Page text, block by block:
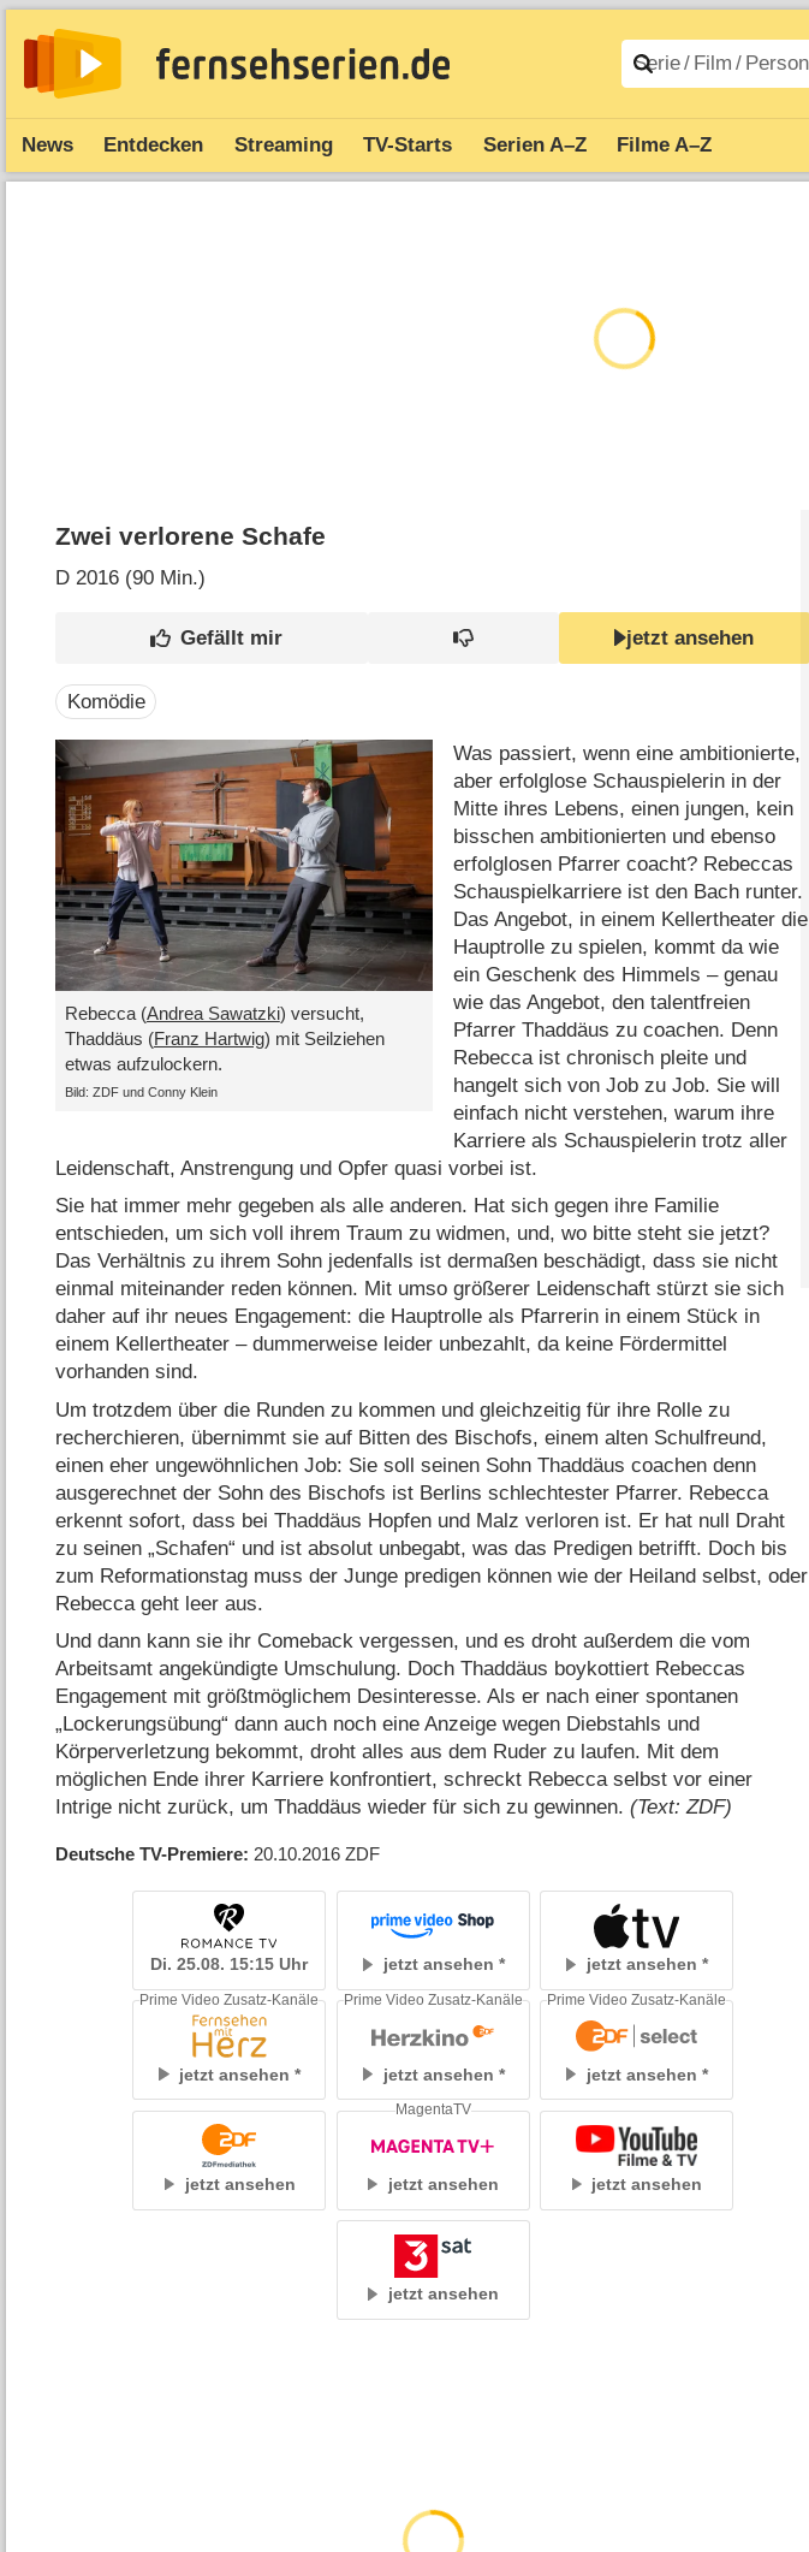
News Entdecken Streaming TV-Starts Serien A–Z Filme A–Z
Zwei verlorene Schafe
D 2016 (90 Min.)
jetzt ansehen
Komödie
Rebecca (Andrea Sawatzki) versucht,
Thaddäus (Franz Hartwig) mit Seilziehen
etwas aufzulockern.
Bild: ZDF und Conny Klein
Was passiert, wenn eine ambitionierte,
aber erfolglose Schauspielerin in der
Mitte ihres Lebens, einen jungen, kein
bisschen ambitionierten und ebenso
erfolglosen Pfarrer coacht? Rebeccas
Schauspielkarriere ist den Bach runter.
Das Angebot, in einem Kellertheater die
Hauptrolle zu spielen, kommt da wie
ein Geschenk des Himmels – genau
wie das Angebot, den talentfreien
Pfarrer Thaddäus zu coachen. Denn
Rebecca ist chronisch pleite und
hangelt sich von Job zu Job. Sie will
einfach nicht verstehen, warum ihre
Karriere als Schauspielerin trotz aller
Leidenschaft, Anstrengung und Opfer quasi vorbei ist.
Sie hat immer mehr gegeben als alle anderen. Hat sich gegen ihre Familie
entschieden, um sich voll ihrem Traum zu widmen, und, wo bitte steht sie jetzt?
Das Verhältnis zu ihrem Sohn jedenfalls ist dermaßen beschädigt, dass sie nicht
einmal miteinander reden können. Mit umso größerer Leidenschaft stürzt sie sich
daher auf ihr neues Engagement: die Hauptrolle als Pfarrerin in einem Stück in
einem Kellertheater – dummerweise leider unbezahlt, da keine Fördermittel
vorhanden sind.
Um trotzdem über die Runden zu kommen und gleichzeitig für ihre Rolle zu
recherchieren, übernimmt sie auf Bitten des Bischofs, einem alten Schulfreund,
einen eher ungewöhnlichen Job: Sie soll seinen Sohn Thaddäus coachen denn
ausgerechnet der Sohn des Bischofs ist Berlins schlechtester Pfarrer. Rebecca
erkennt sofort, dass bei Thaddäus Hopfen und Malz verloren ist. Er hat null Draht
zu seinen „Schafen“ und ist absolut unbegabt, was das Predigen betrifft. Doch bis
zum Reformationstag muss der Junge predigen können wie der Heiland selbst, oder
Rebecca geht leer aus.
Und dann kann sie ihr Comeback vergessen, und es droht außerdem die vom
Arbeitsamt angekündigte Umschulung. Doch Thaddäus boykottiert Rebeccas
Engagement mit größtmöglichem Desinteresse. Als er nach einer spontanen
„Lockerungsübung“ dann auch noch eine Anzeige wegen Diebstahls und
Körperverletzung bekommt, droht alles aus dem Ruder zu laufen. Mit dem
möglichen Ende ihrer Karriere konfrontiert, schreckt Rebecca selbst vor einer
Intrige nicht zurück, um Thaddäus wieder für sich zu gewinnen.(Text: ZDF)
Deutsche TV-Premiere 20.10.2016 ZDF
Di. 25.08. 15:15 Uhr jetzt ansehen jetzt ansehen
jetzt ansehen
Prime Video Zusatz-Kanäle
jetzt ansehen
Prime Video Zusatz-Kanäle
jetzt ansehen
Prime Video Zusatz-Kanäle
jetzt ansehen jetzt ansehen
MagentaTV
jetzt ansehen
jetzt ansehen